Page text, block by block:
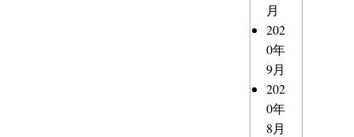
月
202
0年
9月
202
0年
8月